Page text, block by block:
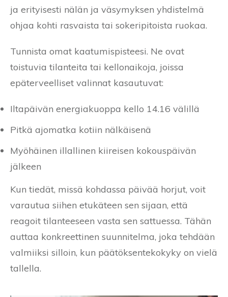
ja erityisesti nälän ja väsymyksen yhdistelmä
ohjaa kohti rasvaista tai sokeripitoista ruokaa.
Tunnista omat kaatumispisteesi. Ne ovat
toistuvia tilanteita tai kellonaikoja, joissa
epäterveelliset valinnat kasautuvat:
Iltapäivän energiakuoppa kello 14.16 välillä
Pitkä ajomatka kotiin nälkäisenä
Myöhäinen illallinen kiireisen kokouspäivän
jälkeen
Kun tiedät, missä kohdassa päivää horjut, voit
varautua siihen etukäteen sen sijaan, että
reagoit tilanteeseen vasta sen sattuessa. Tähän
auttaa konkreettinen suunnitelma, joka tehdään
valmiiksi silloin, kun päätöksentekokyky on vielä
tallella.